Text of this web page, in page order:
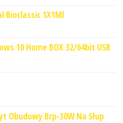
Bioclassic 1X1Ml
10 Home BOX 32/64bit USB
Obudowy Brp-30W Na Słup